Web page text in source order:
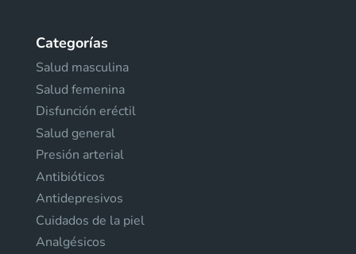
Categorías
Salud masculina
Salud femenina
Disfunción eréctil
Salud general
Presión arterial
Antibióticos
Antidepresivos
Cuidados de la piel
Analgésicos